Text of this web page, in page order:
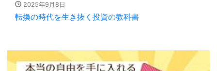
2025年9月8日
転換の時代を生き抜く投資の教科書